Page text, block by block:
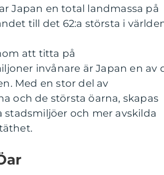
Japan en total landmassa på
till det 62:a största i
att titta på
invånare är Japan en av
Med en stor del av
och de största öarna, skapas
och mer avskilda